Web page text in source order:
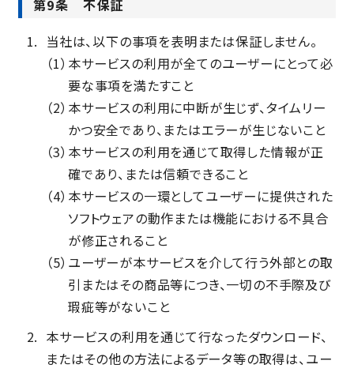
第9条 不保証
当社は、以下の事項を表明または保証しません。
（1） 本サービスの利用が全てのユーザーにとって必
要な事項を満たすこと
（2） 本サービスの利用に中断が生じず、タイムリー
かつ安全であり、またはエラーが生じないこと
（3） 本サービスの利用を通じて取得した情報が正
確であり、または信頼できること
（4） 本サービスの一環としてユーザーに提供された
ソフトウェアの動作または機能における不具合
が修正されること
（5） ユーザーが本サービスを介して行う外部との取
引またはその商品等につき、一切の不手際及び
瑕疵等がないこと
本サービスの利用を通じて行なったダウンロード、
またはその他の方法によるデータ等の取得は、ユー